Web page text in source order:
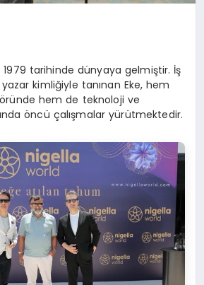
1979 tarihinde dünyaya gelmiştir. İş
kimliğiyle tanınan Eke, hem
hem de teknoloji ve
öncü çalışmalar yürütmektedir.